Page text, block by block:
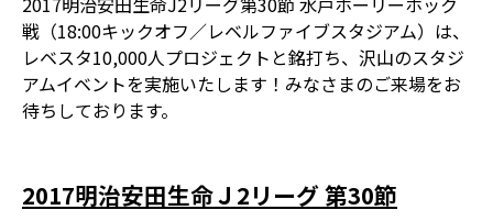
戦（18:00キックオフ／レベルファイブスタジアム）は、
レベスタ10,000人プロジェクトと銘打ち、沢山のスタジ
アムイベントを実施いたします！みなさまのご来場をお
待ちしております。
2017明治安田生命Ｊ2リーグ 第30節